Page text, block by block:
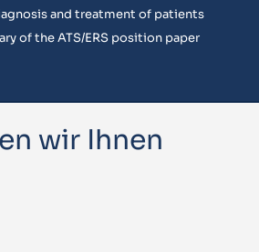
and treatment of patients
of the ATS/ERS position paper
wir Ihnen